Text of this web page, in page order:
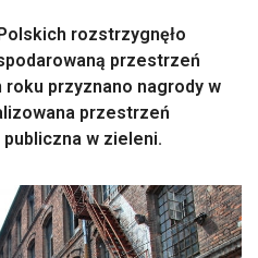
rozstrzygnęło
przestrzeń
roku przyznano nagrody w
przestrzeń
w zieleni.